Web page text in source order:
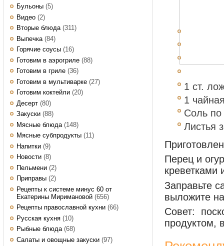
Бульоны (5)
Видео (2)
Вторые блюда(311)
Выпечка (84)
Горячие соусы (16)
Готовим в аэрогриле (88)
Готовим в гриле (36)
Готовим в мультиварке (27)
Готовим коктейли (20)
Десерт (80)
Закуски (88)
Мясные блюда (148)
Мясные субпродукты (11)
Напитки (9)
Новости (8)
Пельмени (2)
Приправы (2)
Рецепты к системе минус 60 от
Екатерины Миримановой (656)
Рецепты православной кухни (66)
Русская кухня (10)
Рыбные блюда(68)
Салаты и овощные закуски (97)
1 ст.
1
Соль по
Листья
Перец и
Заправьте
выложите
Совет:
продуктом,